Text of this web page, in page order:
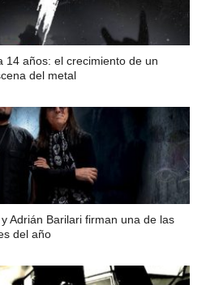
14 años: el crecimiento de un
del metal
Adrián Barilari firman una de las
del año